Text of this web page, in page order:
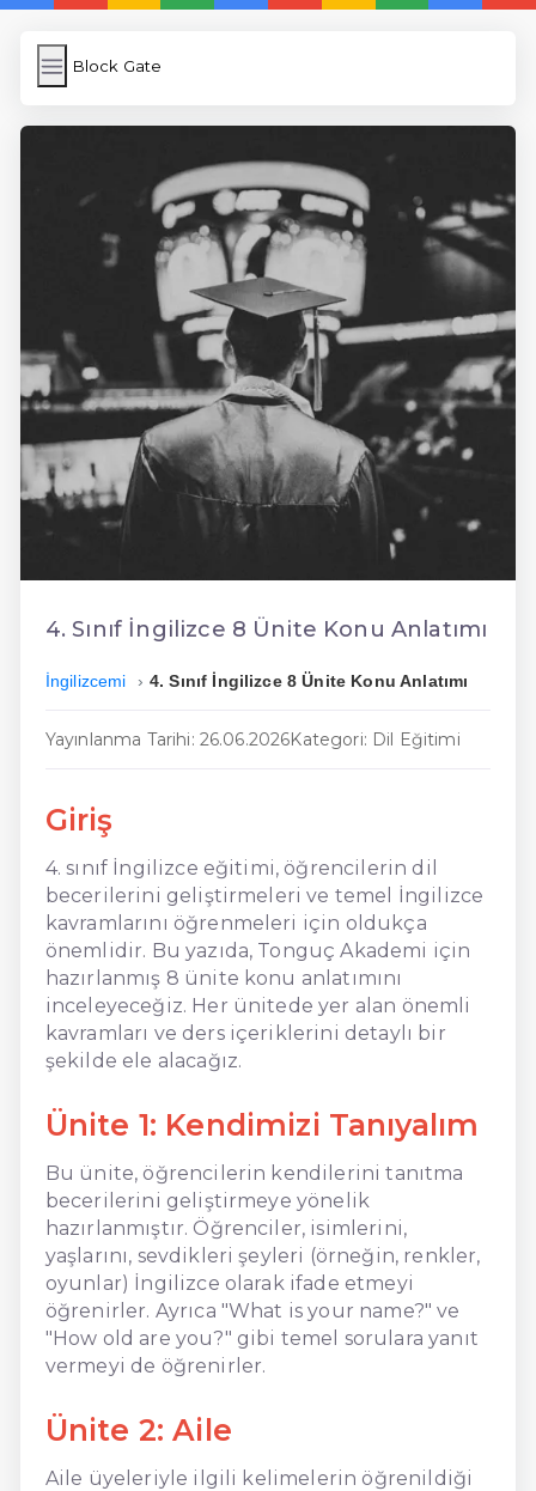
Block Gate
Block Gate
Subir Imagen
Wordpress Cache
Anasayfa
5 Günde İngilizce
İngilizce
Dil Eğitimi
En Hızlı İngilizce
En Kolay İngilizce
En Uygun İngilizce
Hızlı İngilizce
4. Sınıf İngilizce 8 Ünite Konu Anlatımı
İngilizcemi 4. Sınıf İngilizce 8 Ünite Konu Anlatımı
Yayınlanma Tarihi: 26.06.2026Kategori: Dil Eğitimi
Giriş
4. sınıf İngilizce eğitimi, öğrencilerin dil
becerilerini geliştirmeleri ve temel İngilizce
kavramlarını öğrenmeleri için oldukça
önemlidir. Bu yazıda, Tonguç Akademi için
hazırlanmış 8 ünite konu anlatımını
inceleyeceğiz. Her ünitede yer alan önemli
kavramları ve ders içeriklerini detaylı bir
şekilde ele alacağız.
Ünite 1: Kendimizi Tanıyalım
Bu ünite, öğrencilerin kendilerini tanıtma
becerilerini geliştirmeye yönelik
hazırlanmıştır. Öğrenciler, isimlerini,
yaşlarını, sevdikleri şeyleri (örneğin, renkler,
oyunlar) İngilizce olarak ifade etmeyi
öğrenirler. Ayrıca "What is your name?" ve
"How old are you?" gibi temel sorulara yanıt
vermeyi de öğrenirler.
Ünite 2: Aile
Aile üyeleriyle ilgili kelimelerin öğrenildiği